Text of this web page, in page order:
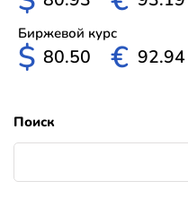
Биржевой курс
$ 80.50 € 92.94
Поиск